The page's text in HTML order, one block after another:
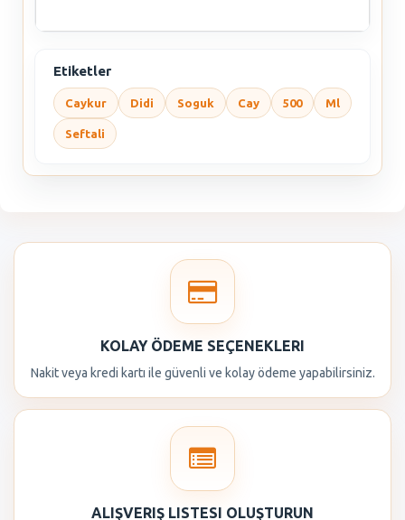
Etiketler
Caykur Didi Soguk Cay 500 Ml
Seftali
KOLAY ÖDEME SEÇENEKLERI
Nakit veya kredi kartı ile güvenli ve kolay ödeme yapabilirsiniz.
ALIŞVERIŞ LISTESI OLUŞTURUN